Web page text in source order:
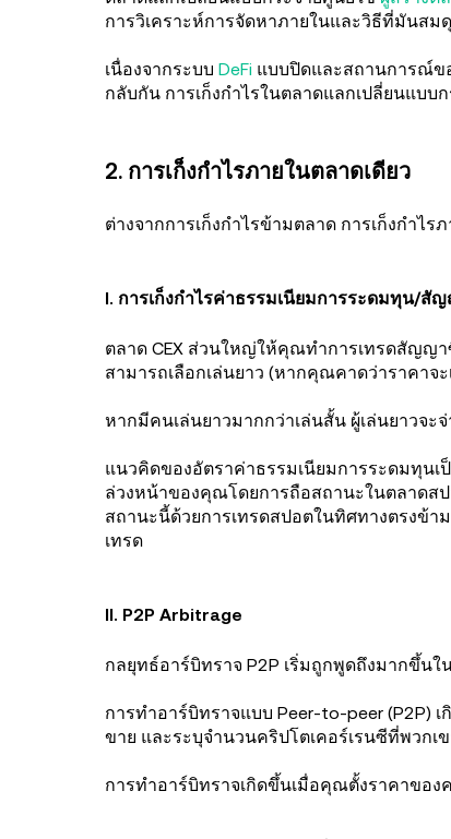
การวิเคราะห์การจัดหาภายในและวิธีที่มันส
เนื่องจากระบบ DeFi แบบปิดและสถานการณ์ข
กลับกัน การเก็งกำไรในตลาดแลกเปลี่ยนแบบ
2. การเก็งกำไรภายในตลาดเดียว
ต่างจากการเก็งกำไรข้ามตลาด การเก็งกำไ
I. การเก็งกำไรค่าธรรมเนียมการระดมทุน/สั
ตลาด CEX ส่วนใหญ่ให้คุณทำการเทรดสัญญา
สามารถเลือกเล่นยาว (หากคุณคาดว่าราคา
หากมีคนเล่นยาวมากกว่าเล่นสั้น ผู้เล่นยาวจ
แนวคิดของอัตราค่าธรรมเนียมการระดมทุนเ
ล่วงหน้าของคุณโดยการถือสถานะในตลาด
สถานะนี้ด้วยการเทรดสปอตในทิศทางตรงข้
เทรด
II. P2P Arbitrage
กลยุทธ์อาร์บิทราจ P2P เริ่มถูกพูดถึงมากขึ้น
การทำอาร์บิทราจแบบ Peer-to-peer (P2P)
ขาย และระบุจำนวนคริปโตเคอร์เรนซีที่พวก
การทำอาร์บิทราจเกิดขึ้นเมื่อคุณตั้งราคาขอ